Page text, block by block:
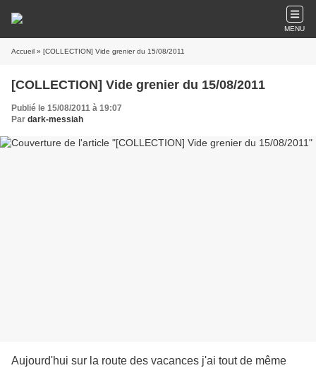
MENU
Accueil » [COLLECTION] Vide grenier du 15/08/2011
[COLLECTION] Vide grenier du 15/08/2011
Publié le 15/08/2011 à 19:07
Par dark-messiah
Aujourd'hui sur la route des vacances j'ai tout de même